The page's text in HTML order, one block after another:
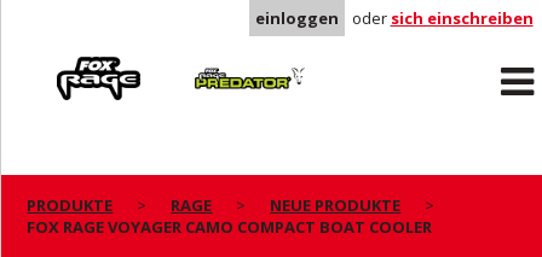
einloggen oder sich einschreiben
Predator
PRODUKTE RAGE
NEUE PRODUKTE
FOX RAGE VOYAGER CAMO COMPACT BOAT COOLER